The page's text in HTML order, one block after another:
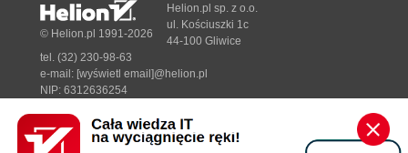
Designed with ♥ byTonik.pl
© Helion.pl 1991-2026
Helion.pl sp. z o.o.
ul. Kościuszki 1c
44-100 Gliwice
tel. (32) 230-98-63
e-mail: [wyświetl email]@helion.pl
NIP: 6312636254